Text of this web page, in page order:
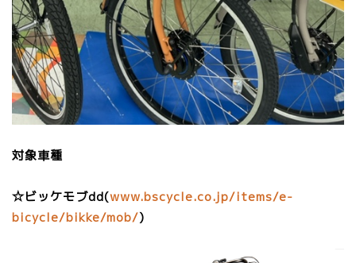
対象車種
☆ビッケモブdd(www.bscycle.co.jp/items/e-
bicycle/bikke/mob/)